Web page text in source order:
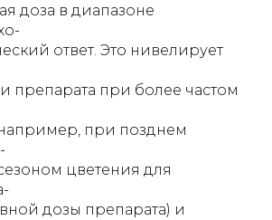
доза в диапазоне
ответ. Это нивелирует
препарата при более частом
при позднем
цветения для
дозы препарата) и